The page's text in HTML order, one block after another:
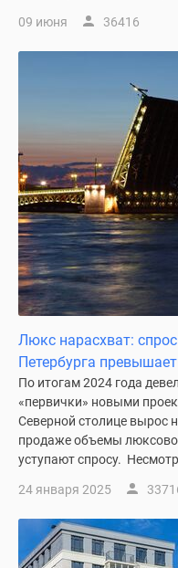
Новости
недвижимости
ИТ-
ипотека
Квартиры
скидками
25%
Новостройки
премиум-
класса
Новостройки
бизнес-
класса
Дома
коттеджи
Коттеджные
Санкт-
09 июня 36416
Люкс нарасхват:
Петербурга
По итогам 2024 года
«первички» новыми
Северной столице вырос
продаже объемы
уступают спросу.
24 января 2025